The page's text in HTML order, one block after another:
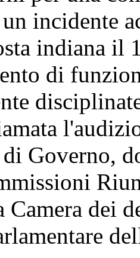
un incidente
indiana il
di
l'audizione
Governo,
Camera dei